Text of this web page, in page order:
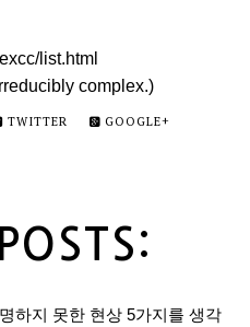
list.html
complex.)
TWITTER
GOOGLE+
하지 못한 현상 5가지를 생각